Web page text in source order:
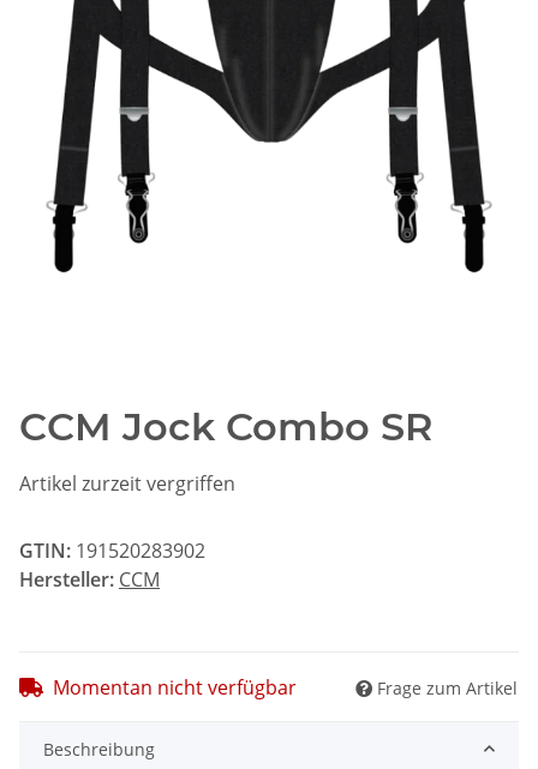
CCM Jock Combo SR
Artikel zurzeit vergriffen
GTIN: 191520283902
Hersteller: CCM
Momentan nicht verfügbar Frage zum Artikel
Beschreibung